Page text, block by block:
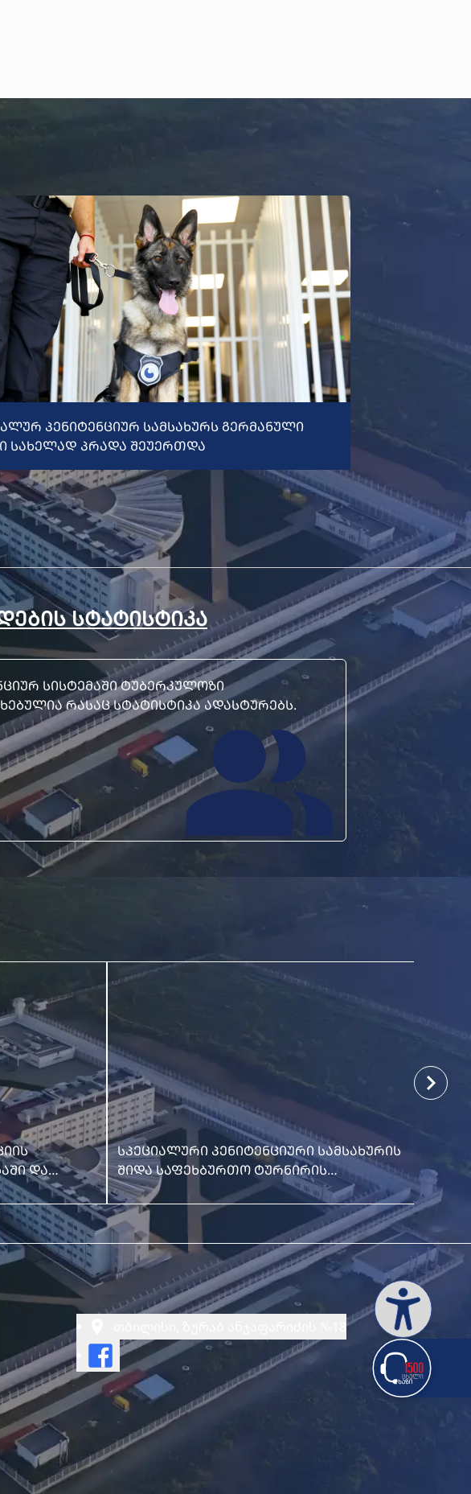
ᲒᲔᲠᲛᲐᲜᲣᲚᲘ
ᲡᲐᲮᲔᲚᲐᲓ ᲞᲠᲐᲓᲐ ᲨᲔᲣᲔᲠᲗᲓᲐ
ᲡᲢᲐᲢᲘᲡᲢᲘᲙᲐ
ᲡᲘᲡᲢᲔᲛᲐᲨᲘ ᲢᲣᲑᲔᲠᲙᲣᲚᲝᲖᲘ
ᲓᲐᲛᲐᲠᲪᲮᲔᲑᲣᲚᲘᲐ ᲠᲐᲡᲐᲪ ᲡᲢᲐᲢᲘᲡᲢᲘᲙᲐ ᲐᲓᲐᲡᲢᲣᲠᲔᲑᲡ.
სპეციალური პენიტენციური სამსახურის
შიდა საფეხბურთო ტურნირის
გამარჯვებულები გამოვლინდნენ